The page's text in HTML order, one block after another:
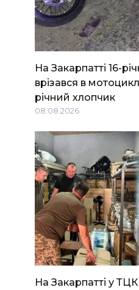
На Закарпатті 16-
врізався в
річний хлопчик
08.08.2026
На Закарпатті у